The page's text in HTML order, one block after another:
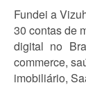
Fundei a
30 contas de
digital no
commerce,
imobiliário,